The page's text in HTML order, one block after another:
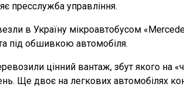
пресслужба управління.
в Україну мікроавтобусом
під обшивкою автомобіля.
цінний вантаж, збут якого на
Ще двоє на легкових автомобілях